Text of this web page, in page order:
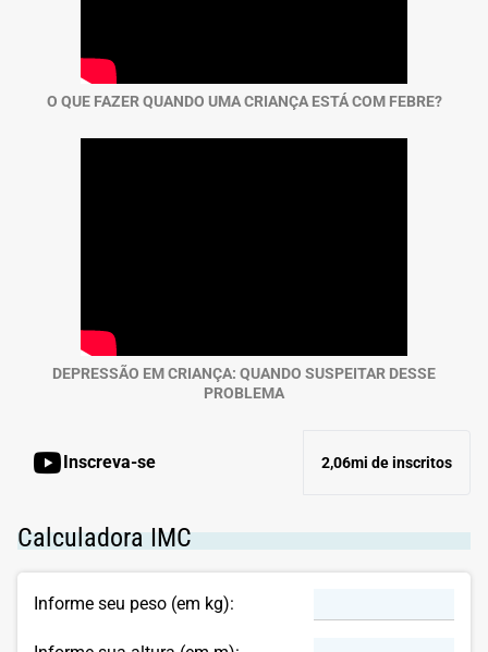
O QUE FAZER QUANDO UMA CRIANÇA ESTÁ COM FEBRE?
DEPRESSÃO EM CRIANÇA: QUANDO SUSPEITAR DESSE
PROBLEMA
Inscreva-se 2,06mi de inscritos
Calculadora IMC
Informe seu peso (em kg):